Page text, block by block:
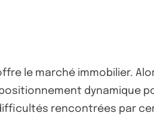
le marché immobilier.
dynamique
rencontrées par